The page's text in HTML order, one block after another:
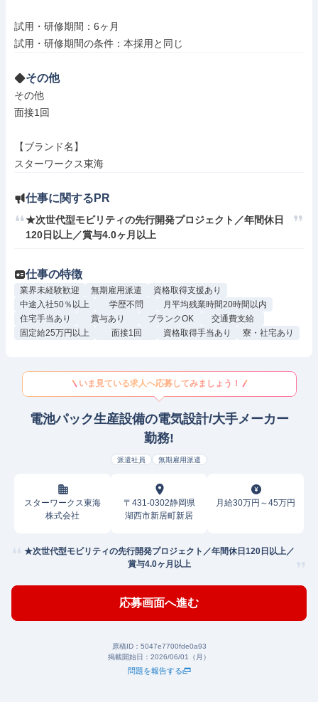
試用・研修期間：6ヶ月
その他
その他
面接1回
【ブランド名】
スターワークス東海
仕事に関するPR
★次世代型モビリティの先行開発プロジェクト／年間休日
120日以上／賞与4.0ヶ月以上
仕事の特徴
業界未経験歓迎 無期雇用派遣
資格取得支援あり
中途入社50％以上
学歴不問
月平均残業時間20時間以内
住宅手当あり
賞与あり ブランクOK
交通費支給
固定給25万円以上
面接1回 資格取得手当あり 寮・社宅あり
いま見ている求人へ応募してみましょう！
電池パック生産設備の電気設計/大手メーカー
勤務!
派遣社員 無期雇用派遣
スターワークス東海
株式会社
〒431-0302静岡県
湖西市新居町新居
月給30万円～45万円
★次世代型モビリティの先行開発プロジェクト／年間休日120日以上／
賞与4.0ヶ月以上
応募画面へ進む
原稿ID： 5047e7700fde0a93
掲載開始日： 2026/06/01（月）
問題を報告する